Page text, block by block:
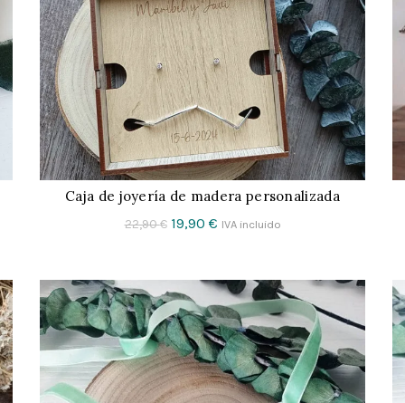
CONFIGURAR
Caja de joyería de madera personalizada
22,90€ El
era:
22,90 €.
19,90 €El
es:
19,90 €.
IVA incluido